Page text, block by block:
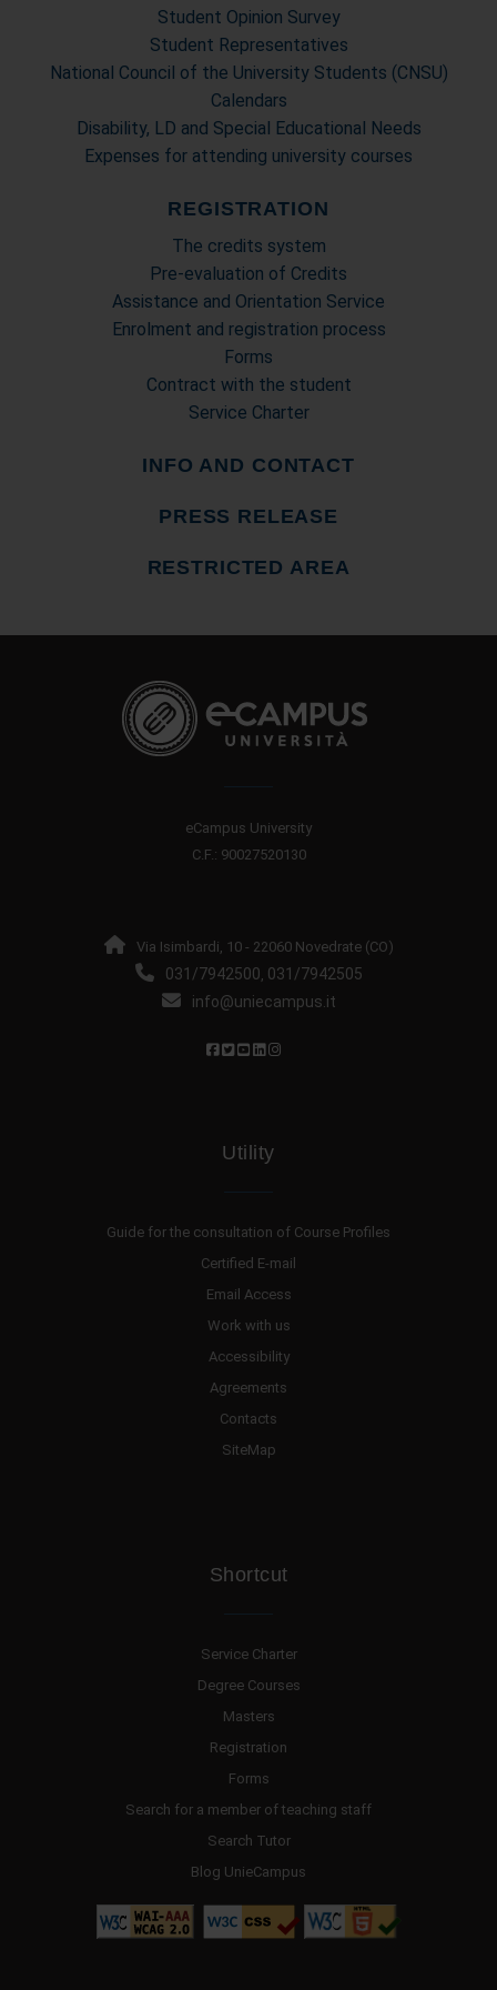
Student Opinion Survey
Student Representatives
National Council of the University Students (CNSU)
Calendars
Disability, LD and Special Educational Needs
Expenses for attending university courses
REGISTRATION
The credits system
Pre-evaluation of Credits
Assistance and Orientation Service
Enrolment and registration process
Forms
Contract with the student
Service Charter
INFO AND CONTACT
PRESS RELEASE
RESTRICTED AREA
eCampus University
C.F.: 90027520130
Via Isimbardi, 10 - 22060 Novedrate (CO)
031/7942500, 031/7942505
info@uniecampus.it
Utility
Guide for the consultation of Course Profiles
Certified E-mail
Email Access
Work with us
Accessibility
Agreements
Contacts
SiteMap
Shortcut
Service Charter
Degree Courses
Masters
Registration
Forms
Search for a member of teaching staff
Search Tutor
Blog UnieCampus